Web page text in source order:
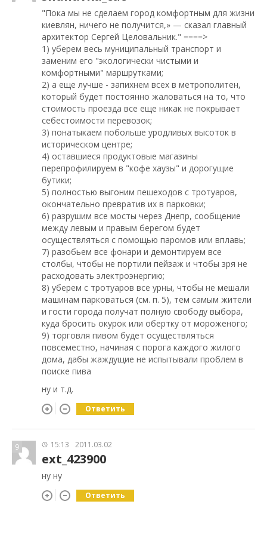
"Пока мы не сделаем город комфортным для жизни
киевлян, ничего не получится,» — сказал главный
архитектор Сергей Целовальник." ====>
1) уберем весь муниципальный транспорт и
заменим его "экологически чистыми и
комфортными" маршрутками;
2) а еще лучше - запихнем всех в метрополитен,
который будет постоянно жаловаться на то, что
стоимость проезда все еще никак не покрывает
себестоимости перевозок;
3) понатыкаем побольше уродливых высоток в
историческом центре;
4) оставшиеся продуктовые магазины
перепрофилируем в "кофе хаузы" и дорогущие
бутики;
5) полностью выгоним пешеходов с тротуаров,
окончательно превратив их в парковки;
6) разрушим все мосты через Днепр, сообщение
между левым и правым берегом будет
осуществляться с помощью паромов или вплавь;
7) разобьем все фонари и демонтируем все
столбы, чтобы не портили пейзаж и чтобы зря не
расходовать электроэнергию;
8) уберем с тротуаров все урны, чтобы не мешали
машинам парковаться (см. п. 5), тем самым жители
и гости города получат полную свободу выбора,
куда бросить окурок или обертку от мороженого;
9) торговля пивом будет осуществляться
повсеместно, начиная с порога каждого жилого
дома, дабы жаждущие не испытывали проблем в
поиске пива
ну и т.д.
Ответить
9 15:13 2011.03.02
ext_423900
ну ну
Ответить